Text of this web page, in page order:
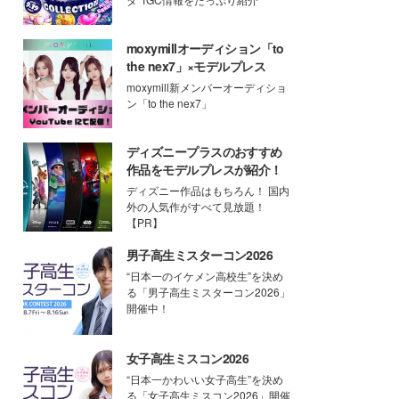
moxymillオーディション「to
the nex7」×モデルプレス
moxymill新メンバーオーディショ
ン「to the nex7」
ディズニープラスのおすすめ
作品をモデルプレスが紹介！
ディズニー作品はもちろん！ 国内
外の人気作がすべて見放題！
【PR】
男子高生ミスターコン2026
“日本一のイケメン高校生”を決め
る「男子高生ミスターコン2026」
開催中！
女子高生ミスコン2026
“日本一かわいい女子高生”を決め
る「女子高生ミスコン2026」開催